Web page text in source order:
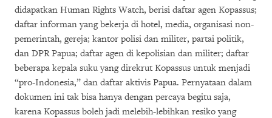
didapatkan Human Rights Watch, berisi daftar agen Kopassus;
daftar informan yang bekerja di hotel, media, organisasi non-
pemerintah, gereja; kantor polisi dan militer, partai politik,
dan DPR Papua; daftar agen di kepolisian dan militer; daftar
beberapa kepala suku yang direkrut Kopassus untuk menjadi
“pro-Indonesia,” dan daftar aktivis Papua. Pernyataan dalam
dokumen ini tak bisa hanya dengan percaya begitu saja,
karena Kopassus boleh jadi melebih-lebihkan resiko yang